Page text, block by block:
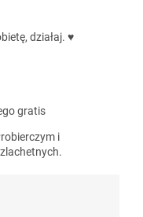
działaj. ♥
gratis
i